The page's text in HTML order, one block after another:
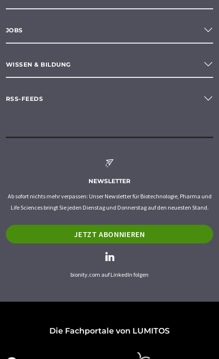
JOBS
WISSEN & BILDUNG
RSS-FEEDS
NEWSLETTER
Ab sofort nichts mehr verpassen: Unser Newsletter für Biotechnologie, Pharma und
Life Sciences bringt Sie jeden Dienstag und Donnerstag auf den neuesten Stand.
JETZT ABONNIEREN
bionity.com auf LinkedIn folgen
Die Fachportale von LUMITOS